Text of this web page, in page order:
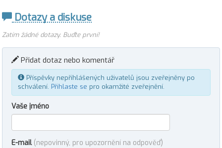
Dotazy a diskuse
Zatím žádné dotazy. Buďte první!
Přidat dotaz nebo komentář
Příspěvky nepřihlášených uživatelů jsou zveřejněny po
schválení. Přihlaste se pro okamžité zveřejnění.
Vaše jméno
E-mail (nepovinný, pro upozornění na odpověď)